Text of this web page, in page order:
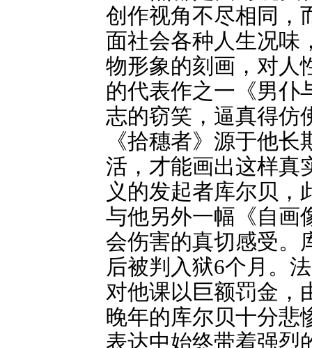
创作视角不尽相同，
面社会各种人生况味
物形象的刻画，对人
的代表作之一《男仆
志的窃笑，逼真得仿
《拾穗者》源于他
活，才能画出这样真
义的发起者库尔贝，
与他另外一幅《自画
会伤害的真切感受。
后被判入狱6个月。
对他课以巨额罚金，
晚年的库尔贝十分悲
表达中始终带着强烈